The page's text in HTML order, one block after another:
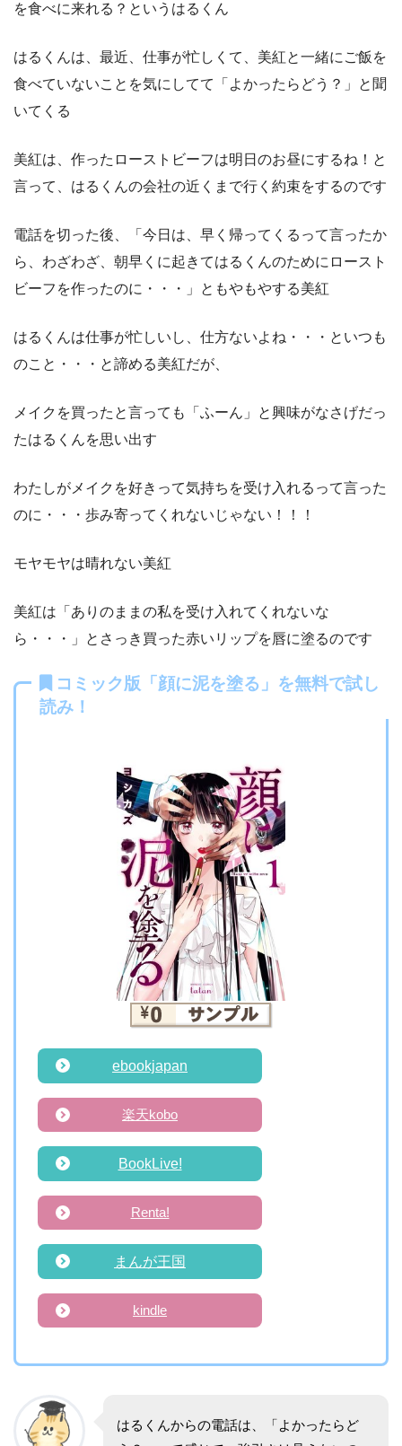
を食べに来れる？というはるくん
はるくんは、最近、仕事が忙しくて、美紅と一緒にご飯を
食べていないことを気にしてて「よかったらどう？」と聞
いてくる
美紅は、作ったローストビーフは明日のお昼にするね！と
言って、はるくんの会社の近くまで行く約束をするのです
電話を切った後、「今日は、早く帰ってくるって言ったか
ら、わざわざ、朝早くに起きてはるくんのためにロースト
ビーフを作ったのに・・・」ともやもやする美紅
はるくんは仕事が忙しいし、仕方ないよね・・・といつも
のこと・・・と諦める美紅だが、
メイクを買ったと言っても「ふーん」と興味がなさげだっ
たはるくんを思い出す
わたしがメイクを好きって気持ちを受け入れるって言った
のに・・・歩み寄ってくれないじゃない！！！
モヤモヤは晴れない美紅
美紅は「ありのままの私を受け入れてくれないな
ら・・・」とさっき買った赤いリップを唇に塗るのです
コミック版「顔に泥を塗る」を無料で試し
読み！
ebookjapan
楽天kobo
BookLive!
Renta!
まんが王国
kindle
はるくんからの電話は、「よかったらど